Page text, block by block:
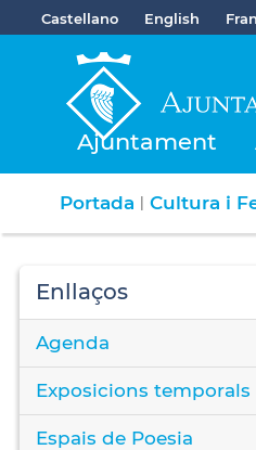
Castellano English
Ajuntament
Portada | Cultura i
Enllaços
Agenda
Exposicions temporals
Espais de Poesia